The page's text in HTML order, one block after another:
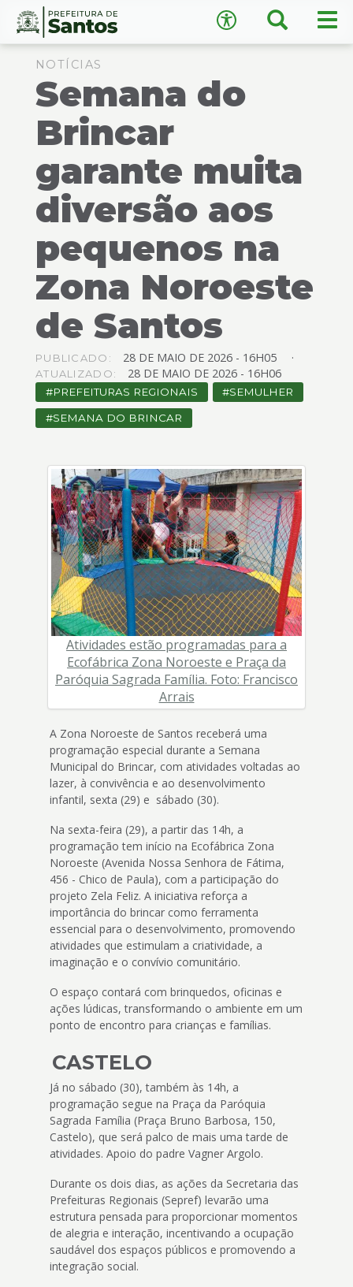
Ir
conteúdo
rodapé
Acessibilidade
Busca
Acessibilidade ×
↺ Restaurar padrão
Conteúdo
NOTÍCIAS
Semana do
Brincar
garante muita
diversão aos
pequenos na
Zona Noroeste
de Santos
PUBLICADO: 28 DE MAIO DE 2026 - 16H05
ATUALIZADO: 28 DE MAIO DE 2026 - 16H06
PREFEITURAS REGIONAIS SEMULHER
SEMANA DO BRINCAR
Atividades estão programadas para a
Ecofábrica Zona Noroeste e Praça da
Paróquia Sagrada Família. Foto: Francisco
Arrais
A Zona Noroeste de Santos receberá uma
programação especial durante a Semana
Municipal do Brincar, com atividades voltadas ao
lazer, à convivência e ao desenvolvimento
infantil, sexta (29) e sábado (30).
Na sexta-feira (29), a partir das 14h, a
programação tem início na Ecofábrica Zona
Noroeste (Avenida Nossa Senhora de Fátima,
456 - Chico de Paula), com a participação do
projeto Zela Feliz. A iniciativa reforça a
importância do brincar como ferramenta
essencial para o desenvolvimento, promovendo
atividades que estimulam a criatividade, a
imaginação e o convívio comunitário.
O espaço contará com brinquedos, oficinas e
ações lúdicas, transformando o ambiente em um
ponto de encontro para crianças e famílias.
CASTELO
Já no sábado (30), também às 14h, a
programação segue na Praça da Paróquia
Sagrada Família (Praça Bruno Barbosa, 150,
Castelo), que será palco de mais uma tarde de
atividades. Apoio do padre Vagner Argolo.
Durante os dois dias, as ações da Secretaria das
Prefeituras Regionais (Sepref) levarão uma
estrutura pensada para proporcionar momentos
de alegria e interação, incentivando a ocupação
saudável dos espaços públicos e promovendo a
integração social.